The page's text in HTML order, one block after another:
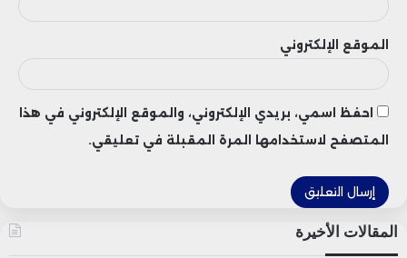
أكما: -0.01% (6.998 درهم)
تعكس هذه النتائج أداءً قوياً لبورصة الدار
البيضاء في النصف الثاني من أبريل، وسط
تفاؤل حذر يسود أوساط المستثمرين بشأن
تحسن الظروف الاقتصادية والآفاق الإيجابية
لعدد من القطاعات الكبرى، مما قد يعزز من
الموقع الإلكتروني
احفظ اسمي، بريدي الإلكتروني، والموقع الإلكتروني في هذا
المتصفح لاستخدامها المرة المقبلة في تعليقي.
المقالات الأخيرة